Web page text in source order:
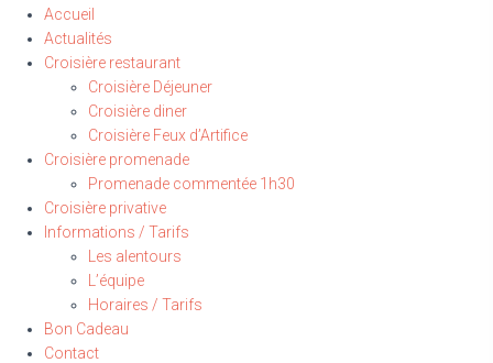
Accueil
Actualités
Croisière restaurant
Croisière Déjeuner
Croisière diner
Croisière Feux d’Artifice
Croisière promenade
Promenade commentée 1h30
Croisière privative
Informations / Tarifs
Les alentours
L’équipe
Horaires / Tarifs
Bon Cadeau
Contact